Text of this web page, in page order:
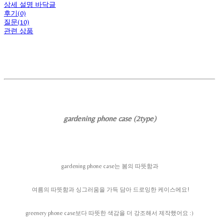
상세 설명 바닥글
후기(0)
질문(10)
관련 상품
gardening phone case (2type)
gardening phone case는 봄의 따뜻함과
여름의 따뜻함과 싱그러움을 가득 담아 드로잉한 케이스에요!
greenery phone case보다 따뜻한 색감을 더 강조해서 제작했어요 :)